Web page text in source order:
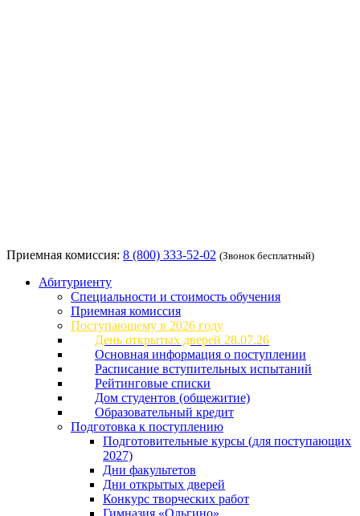
Приемная комиссия: 8 (800) 333-52-02 (Звонок бесплатный)
Абитуриенту
Специальности и стоимость обучения
Приемная комиссия
Поступающему в 2026 году
День открытых дверей 28.07.26
Основная информация о поступлении
Расписание вступительных испытаний
Рейтинговые списки
Дом студентов (общежитие)
Образовательный кредит
Подготовка к поступлению
Подготовительные курсы (для поступающих
2027)
Дни факультетов
Дни открытых дверей
Конкурс творческих работ
Гимназия «Ольгино»